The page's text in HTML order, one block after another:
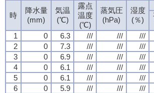
時
降水量
(mm)
気温
(℃)
露点
温度
(℃)
蒸気圧
(hPa)
湿度
(％)
1
0 6.3 /// /// ///
2
0 7.3 /// /// ///
3
0 6.9 /// /// ///
4
0 6.1 /// /// ///
5
0 6.1 /// /// ///
6
0 5.9 /// /// ///
時
降水量
(mm)
気温
(℃)
露点
温度
(℃)
蒸気圧
(hPa)
湿度
(％)
1
0 6.3 /// /// ///
2
0 7.3 /// /// ///
3
0 6.9 /// /// ///
4
0 6.1 /// /// ///
5
0 6.1 /// /// ///
6
0 5.9 /// /// ///
時
降水量
(mm)
気温
(℃)
露点
温度
(℃)
蒸気圧
(hPa)
湿度
(％)
1
0 6.3 /// /// ///
2
0 7.3 /// /// ///
3
0 6.9 /// /// ///
4
0 6.1 /// /// ///
5
0 6.1 /// /// ///
6
0 5.9 /// /// ///
時
降水量
(mm)
気温
(℃)
露点
温度
(℃)
蒸気圧
(hPa)
湿度
(％)
1
0 6.3 /// /// ///
2
0 7.3 /// /// ///
3
0 6.9 /// /// ///
4
0 6.1 /// /// ///
5
0 6.1 /// /// ///
6
0 5.9 /// /// ///